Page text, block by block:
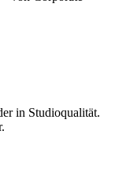
in Studioqualität.